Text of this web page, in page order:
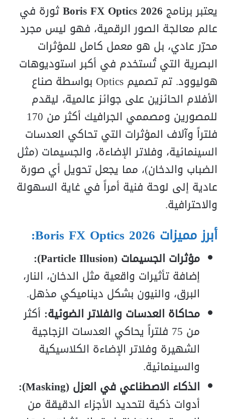
يعتبر برنامج Boris FX Optics 2026ثورة في
عالم معالجة الصور الرقمية، فهو ليس مجرد
محرّر عادي، بل هو معمل كامل للمؤثرات
البصرية التي تُستخدم في أكبر استوديوهات
هوليوود. تم تصميم Optics بواسطة صناع
الأفلام الحائزين على جوائز عالمية، ليقدم
للمصورين ومصممي الجرافيك أكثر من 170
فلتراً وآلاف المؤثرات التي تحاكي العدسات
السينمائية، وفلاتر الإضاءة، والجسيمات (مثل
الضباب والدخان)، مما يجعل تحويل أي صورة
عادية إلى لوحة فنية أمراً في غاية السهولة
والاحترافية.
أبرز مميزات Boris FX Optics 2026:
مؤثرات الجسيمات (Particle Illusion):
إضافة تأثيرات واقعية مثل الدخان، النار،
البرق، والنيون بشكل ديناميكي مذهل.
محاكاة العدسات والفلاتر الضوئية: أكثر
من 75 فلتراً يحاكي العدسات الزجاجية
الشهيرة وفلاتر الإضاءة الكلاسيكية
والسينمائية.
الذكاء الاصطناعي في العزل (Masking):
أدوات ذكية لتحديد الأجزاء الدقيقة من